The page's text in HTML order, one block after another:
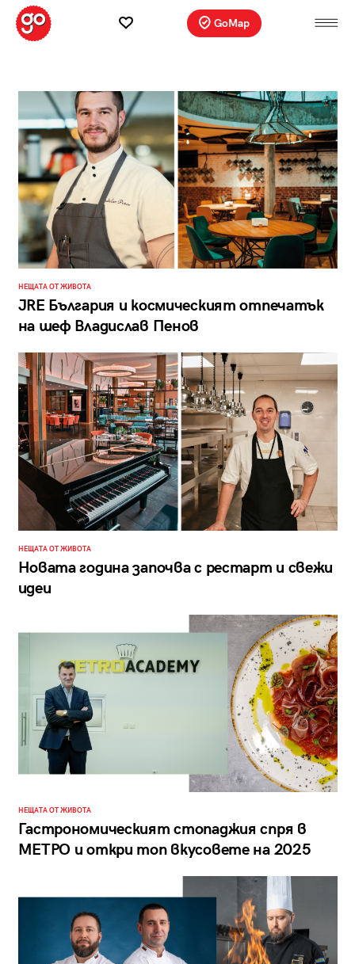
GoMap
НЕЩАТА ОТ ЖИВОТА
JRE България и космическият отпечатък
на шеф Владислав Пенов
НЕЩАТА ОТ ЖИВОТА
Новата година започва с рестарт и свежи
идеи
НЕЩАТА ОТ ЖИВОТА
Гастрономическият стопаджия спря в
МЕТРО и откри топ вкусовете на 2025